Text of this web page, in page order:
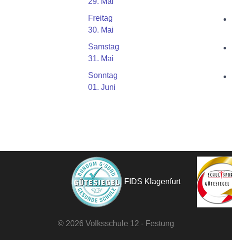
Freitag
30. Mai
Samstag
31. Mai
Sonntag
01. Juni
FIDS Klagenfurt
© 2026 Volksschule 12 - Festung